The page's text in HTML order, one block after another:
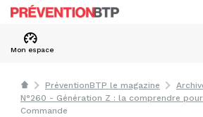
Mon espace
PréventionBTP le magazine
N°260 - Génération Z : la comprendre
Commande